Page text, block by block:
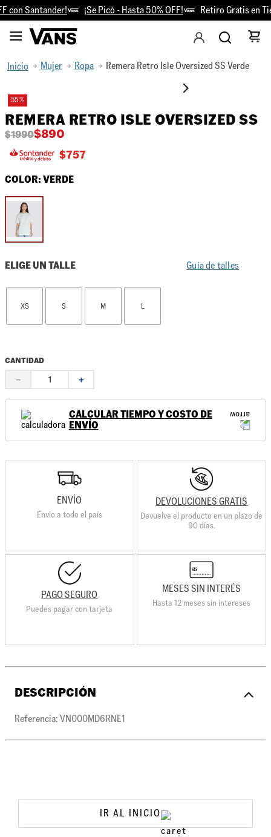
con Santander! ¡Se Picó - Hasta 50% OFF! Retiro Gratis en
Mujer Ropa Remera Retro Isle Oversized SS Verde
55 %
REMERA RETRO ISLE OVERSIZED SS
$890
$1990
$757
COLOR:VERDE
ELIGE UN TALLE Guía de talles
L
M
S
XS
CANTIDAD
＋
－
CALCULAR TIEMPO Y COSTO DE
ENVÍO
ENVÍO
Envio a todo el país
DEVOLUCIONES GRATIS
Devuelve el producto en un plazo de
90 días.
PAGO SEGURO
Puedes pagar con tarjeta
MESES SIN INTERÉS
Hasta 12 meses sin intereses
DESCRIPCIÓN
Referencia: VN000MD6RNE1
IR AL INICIO